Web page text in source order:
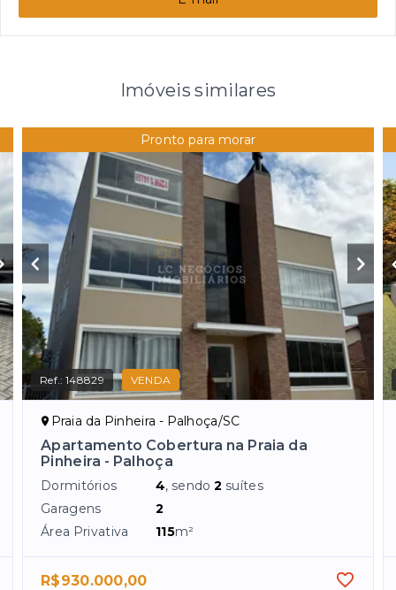
Imóveis similares
Pronto para morar
Ref.:148829 VENDA
Praia da Pinheira - Palhoça/SC
Apartamento Cobertura na Praia da
Pinheira - Palhoça
Dormitórios 4, sendo2 suítes
Garagens
2
Área Privativa
115m²
R$930.000,00